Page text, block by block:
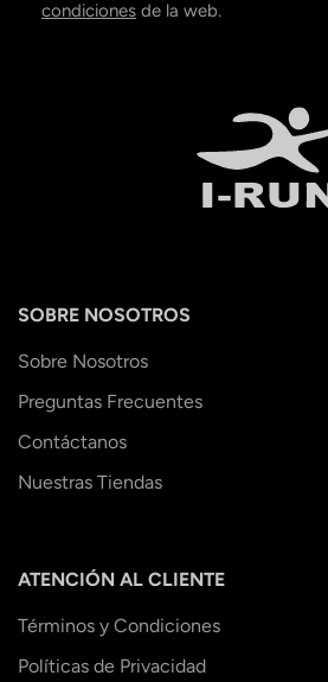
condiciones de la web.
SOBRE NOSOTROS
Sobre Nosotros
Preguntas Frecuentes
Contáctanos
Nuestras Tiendas
ATENCIÓN AL CLIENTE
Términos y Condiciones
Políticas de Privacidad